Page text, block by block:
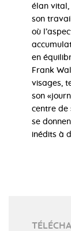
élan vital,
son
où
en
Frank
visages,
son
centre de
se
inédits à